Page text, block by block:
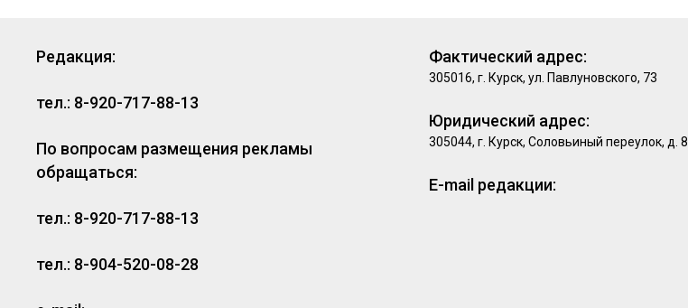
Редакция:
тел.: 8-920-717-88-13
По вопросам размещения рекламы
обращаться:
тел.: 8-920-717-88-13
тел.: 8-904-520-08-28
Фактический адрес:
305016, г. Курск, ул. Павлуновского, 73
Юридический адрес:
305044, г. Курск, Соловьиный переулок, д. 8
E-mail редакции: